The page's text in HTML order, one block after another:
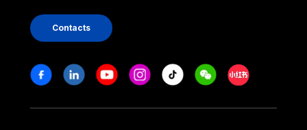
Contacts
Stay in touch
FacebookLinkedinYoutubeInstagram
Tiktok WeechatXiaohongshu/